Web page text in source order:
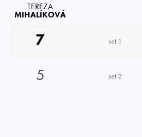
TEREZA
MIHALÍKOVÁ
7 set 1
5
set 2